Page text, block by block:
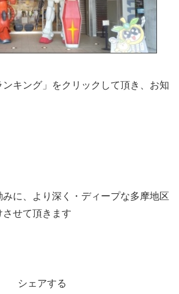
キング」をクリックして頂き、お知
に、より深く・ディープな多摩地区
せて頂きます
シェアする